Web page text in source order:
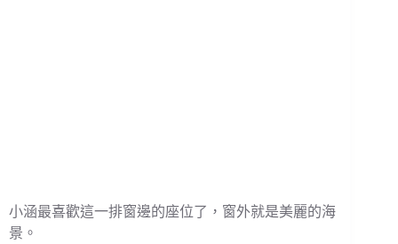
小涵最喜歡這一排窗邊的座位了，窗外就是美麗的海
景。